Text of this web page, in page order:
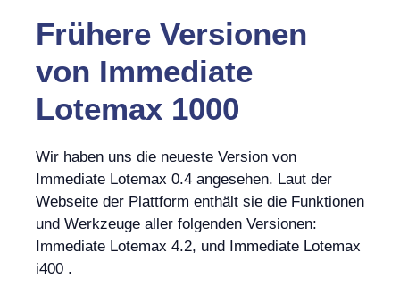
Frühere Versionen
von Immediate
Lotemax 1000
Wir haben uns die neueste Version von
Immediate Lotemax 0.4 angesehen. Laut der
Webseite der Plattform enthält sie die Funktionen
und Werkzeuge aller folgenden Versionen:
Immediate Lotemax 4.2, und Immediate Lotemax
i400 .